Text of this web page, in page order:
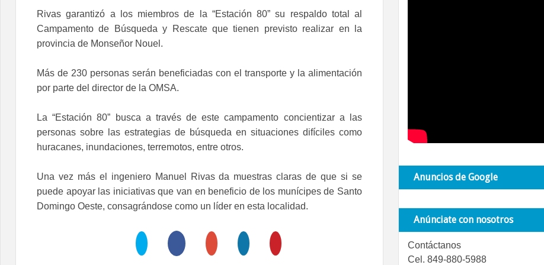
Rivas garantizó a los miembros de la “Estación 80” su respaldo total al
Campamento de Búsqueda y Rescate que tienen previsto realizar en la
provincia de Monseñor Nouel.
Más de 230 personas serán beneficiadas con el transporte y la alimentación
por parte del director de la OMSA.
La “Estación 80” busca a través de este campamento concientizar a las
personas sobre las estrategias de búsqueda en situaciones difíciles como
huracanes, inundaciones, terremotos, entre otros.
Una vez más el ingeniero Manuel Rivas da muestras claras de que si se
puede apoyar las iniciativas que van en beneficio de los munícipes de Santo
Domingo Oeste, consagrándose como un líder en esta localidad.
Anuncios de Google
Anúnciate con nosotros
Contáctanos
Cel. 849-880-5988